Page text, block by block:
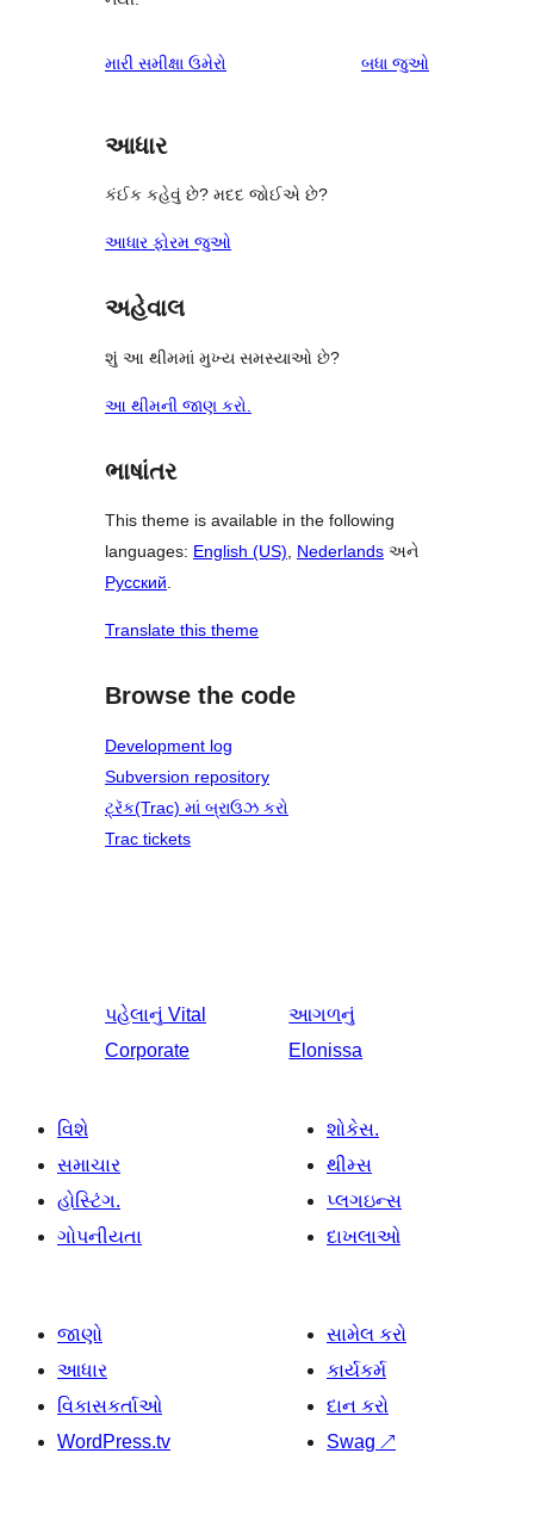
મારી સમીક્ષા ઉમેરો બધા સમીક્ષાઓ
જુઓ
આધાર
કંઈક કહેવું છે? મદદ જોઈએ છે?
આધાર ફોરમ જુઓ
અહેવાલ
શું આ થીમમાં મુખ્ય સમસ્યાઓ છે?
આ થીમની જાણ કરો.
ભાષાંતર
This theme is available in the following
languages: English (US), Nederlands અને
Русский.
Translate this theme
Browse the code
Development log
Subversion repository
ટ્રૅક(Trac) માં બ્રાઉઝ કરો
Trac tickets
પહેલાનું Vital
Corporate
આગળનું
Elonissa
વિશે
સમાચાર
હોસ્ટિંગ.
ગોપનીયતા
શોકેસ.
થીમ્સ
પ્લગઇન્સ
દાખલાઓ
જાણો
આધાર
વિકાસકર્તાઓ
WordPress.tv
સામેલ કરો
કાર્યકર્મ
દાન કરો
Swag ↗